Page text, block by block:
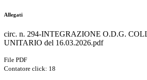
Allegati
circ. n. 294-INTEGRAZIONE O.D.G.
UNITARIO del 16.03.2026.pdf
File PDF
Contatore click: 18